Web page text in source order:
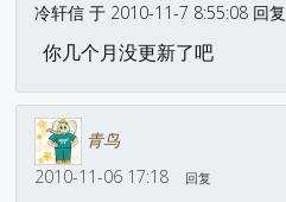
冷轩信 于 2010-11-7 8:55:08 回复
你几个月没更新了吧
青鸟
2010-11-06 17:18
回复